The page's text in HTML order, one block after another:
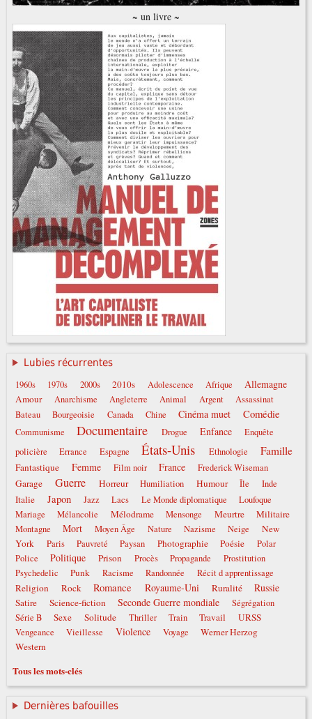
~ un livre ~
Lubies récurrentes
1960s 1970s 2000s 2010s Adolescence Afrique Allemagne
Amour Anarchisme Angleterre Animal Argent
Assassinat
Bateau
Bourgeoisie Canada Chine Cinéma muet Comédie
Communisme Documentaire Drogue Enfance
Enquête
policière
Errance Espagne États-Unis Ethnologie Famille
Fantastique Femme Film noir France Frederick Wiseman
Garage Guerre Horreur Humiliation Humour Île Inde
Italie Japon Jazz Lacs Le Monde diplomatique
Loufoque
Mariage
Mélancolie Mélodrame Mensonge Meurtre Militaire
Montagne Mort Moyen Âge Nature Nazisme Neige
New
York
Paris Pauvreté Paysan Photographie Poésie
Polar
Police
Politique Prison Procès Propagande
Prostitution
Psychedelic
Punk Racisme Randonnée Récit d apprentissage
Religion Rock Romance Royaume-Uni Ruralité Russie
Satire Science-fiction Seconde Guerre mondiale
Ségrégation
Série B
Sexe Solitude Thriller Train Travail URSS
Vengeance Vieillesse Violence Voyage
Werner Herzog
Western
Tous les mots-clés
Dernières bafouilles